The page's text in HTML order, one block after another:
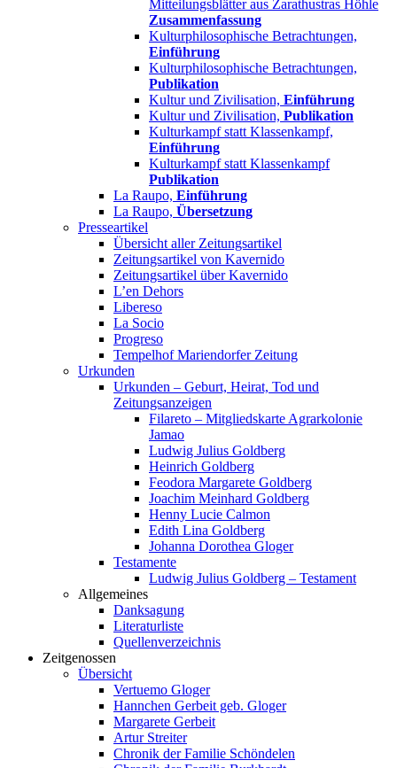
Mitteilungsblätter aus Zarathustras Höhle
Zusammenfassung
Kulturphilosophische Betrachtungen,
Einführung
Kulturphilosophische Betrachtungen,
Publikation
Kultur und Zivilisation, Einführung
Kultur und Zivilisation, Publikation
Kulturkampf statt Klassenkampf,
Einführung
Kulturkampf statt Klassenkampf
Publikation
La Raupo, Einführung
La Raupo, Übersetzung
Presseartikel
Übersicht aller Zeitungsartikel
Zeitungsartikel von Kavernido
Zeitungsartikel über Kavernido
L’en Dehors
Libereso
La Socio
Progreso
Tempelhof Mariendorfer Zeitung
Urkunden
Urkunden – Geburt, Heirat, Tod und
Zeitungsanzeigen
Filareto – Mitgliedskarte Agrarkolonie
Jamao
Ludwig Julius Goldberg
Heinrich Goldberg
Feodora Margarete Goldberg
Joachim Meinhard Goldberg
Henny Lucie Calmon
Edith Lina Goldberg
Johanna Dorothea Gloger
Testamente
Ludwig Julius Goldberg – Testament
Allgemeines
Danksagung
Literaturliste
Quellenverzeichnis
Zeitgenossen
Übersicht
Vertuemo Gloger
Hannchen Gerbeit geb. Gloger
Margarete Gerbeit
Artur Streiter
Chronik der Familie Schöndelen